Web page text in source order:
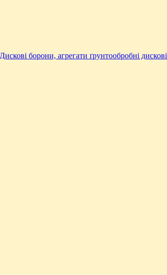
Дискові борони, агрегати ґрунтообробні дискові